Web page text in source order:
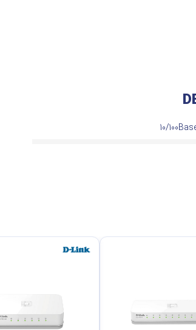
Forward switching method, Supports